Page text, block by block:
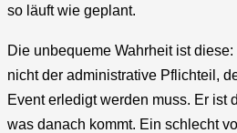
so läuft wie geplant.
Die unbequeme Wahrheit ist
nicht der administrative Pflichteil,
Event erledigt werden muss. Er ist
was danach kommt. Ein schlecht